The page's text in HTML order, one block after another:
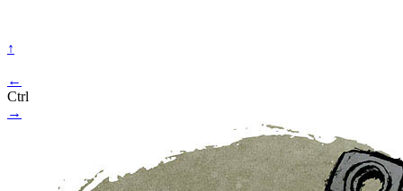
↑
←
Ctrl
→